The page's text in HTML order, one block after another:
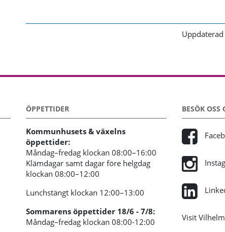
ÖPPETTIDER
Kommunhusets & växelns
öppettider:
Måndag–fredag klockan 08:00–16:00
Klämdagar samt dagar före helgdag
klockan 08:00–12:00
Lunchstängt klockan 12:00–13:00
Sommarens öppettider 18/6 - 7/8:
Måndag–fredag klockan 08:00-12:00
BESÖK OSS
Visit